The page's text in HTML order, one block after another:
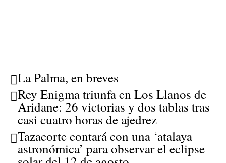
La Palma, en breves
Rey Enigma triunfa en Los Llanos de
Aridane: 26 victorias y dos tablas tras
casi cuatro horas de ajedrez
Tazacorte contará con una ‘atalaya
astronómica’ para observar el eclipse